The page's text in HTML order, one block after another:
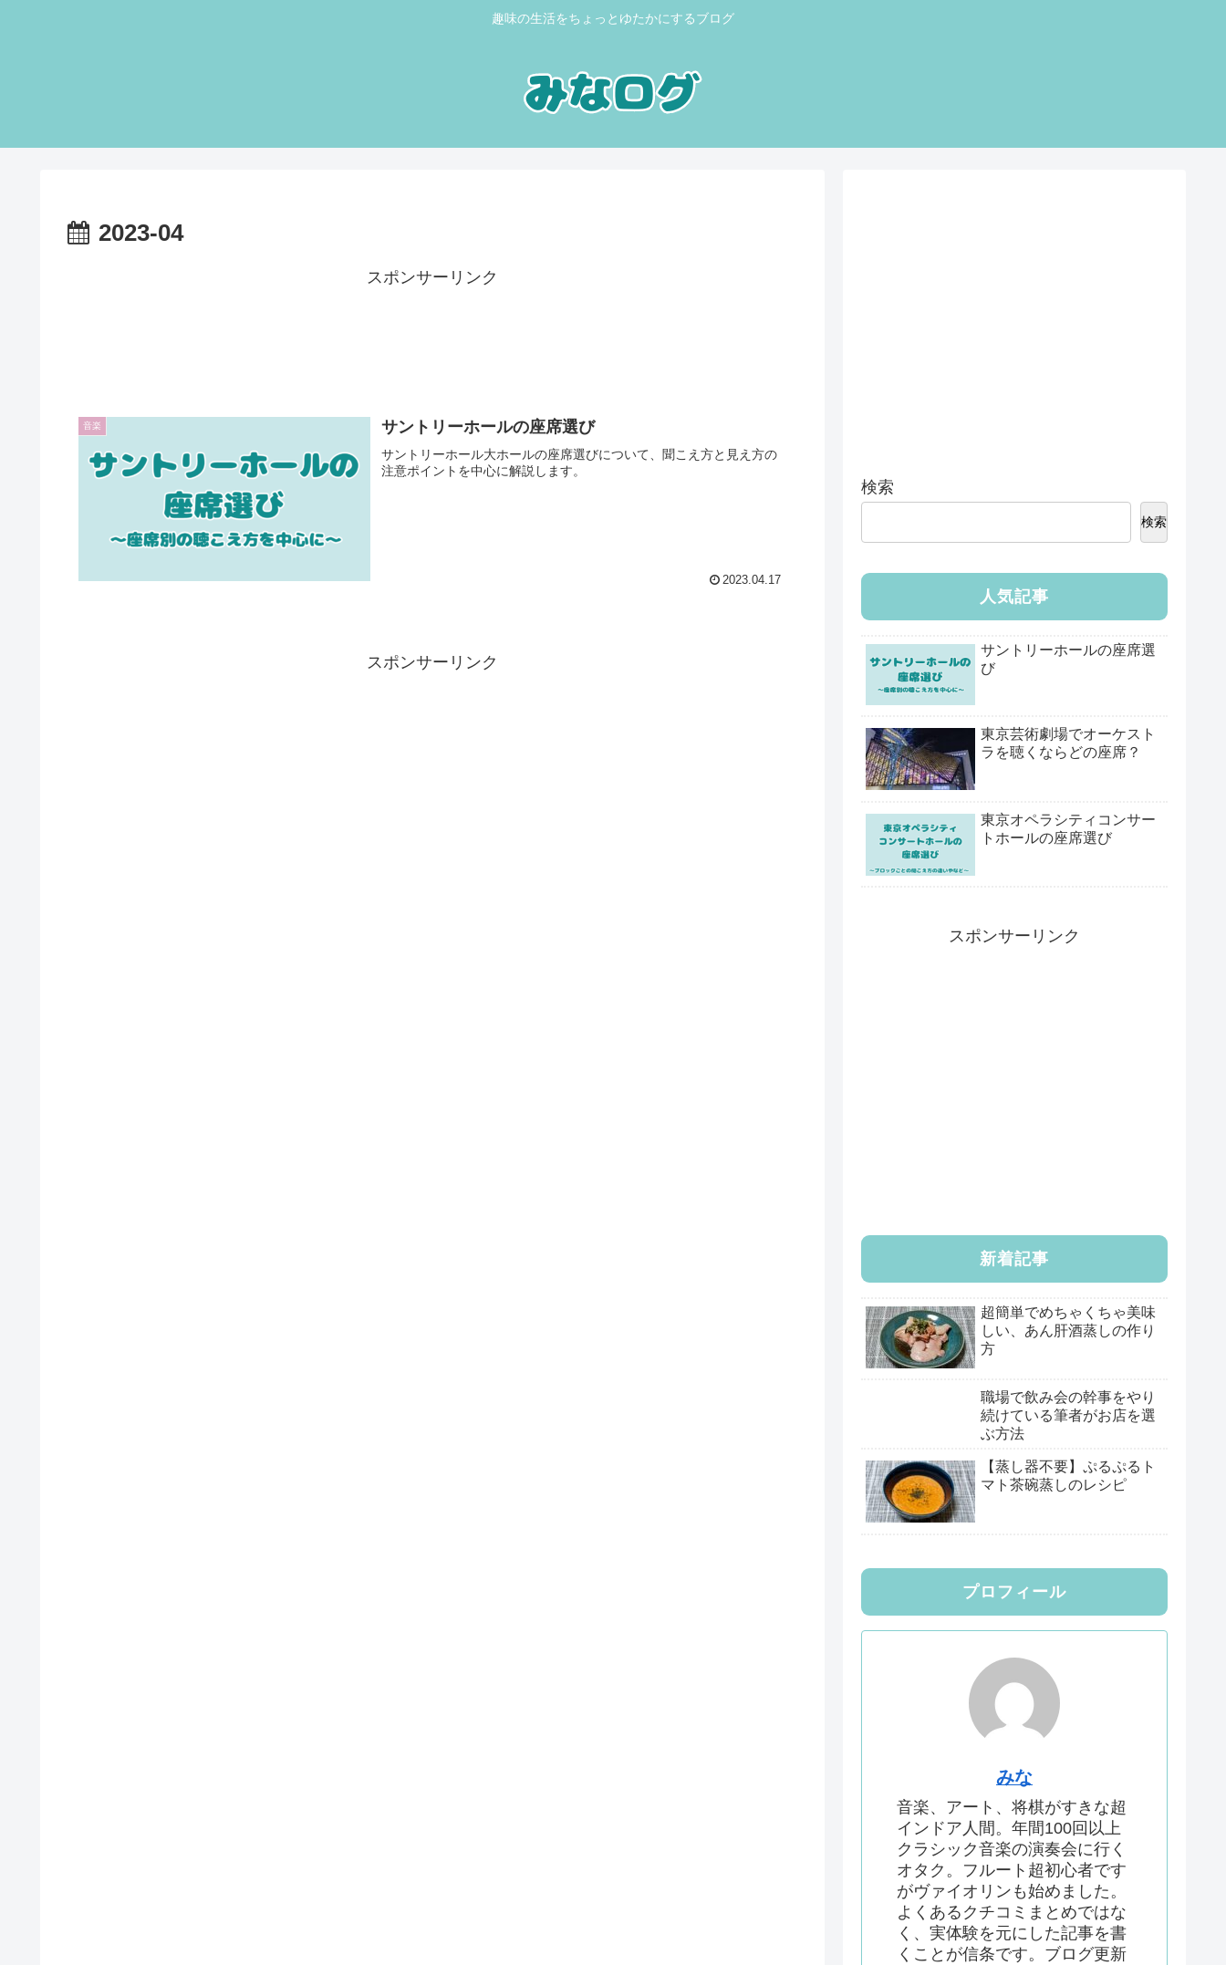
趣味の生活をちょっとゆたかにするブログ
2023-04
スポンサーリンク
音楽 サントリーホールの座席選び
サントリーホール大ホールの座席選びについて、聞こえ方と見え方の
注意ポイントを中心に解説します。
2023.04.17
スポンサーリンク
検索
検索
人気記事
サントリーホールの座席選
び
東京芸術劇場でオーケスト
ラを聴くならどの座席？
東京オペラシティコンサー
トホールの座席選び
スポンサーリンク
新着記事
超簡単でめちゃくちゃ美味
しい、あん肝酒蒸しの作り
方
職場で飲み会の幹事をやり
続けている筆者がお店を選
ぶ方法
【蒸し器不要】ぷるぷるト
マト茶碗蒸しのレシピ
プロフィール
みな
音楽、アート、将棋がすきな超
インドア人間。年間100回以上
クラシック音楽の演奏会に行く
オタク。フルート超初心者です
がヴァイオリンも始めました。
よくあるクチコミまとめではな
く、実体験を元にした記事を書
くことが信条です。ブログ更新